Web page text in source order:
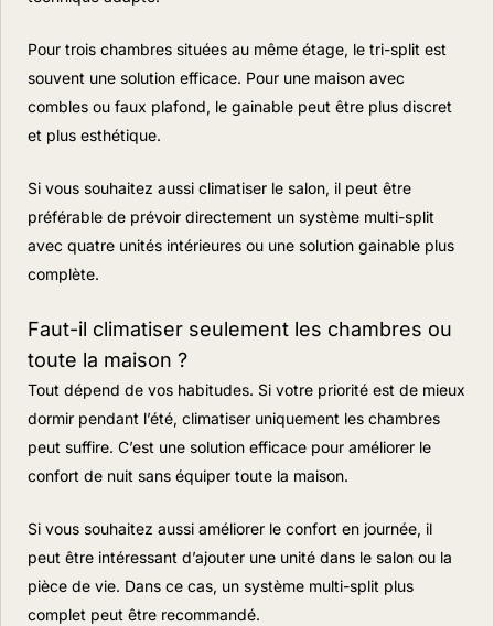
Pour trois chambres situées au même étage, le tri-split est
souvent une solution efficace. Pour une maison avec
combles ou faux plafond, le gainable peut être plus discret
et plus esthétique.
Si vous souhaitez aussi climatiser le salon, il peut être
préférable de prévoir directement un système multi-split
avec quatre unités intérieures ou une solution gainable plus
complète.
Faut-il climatiser seulement les chambres ou
toute la maison ?
Tout dépend de vos habitudes. Si votre priorité est de mieux
dormir pendant l’été, climatiser uniquement les chambres
peut suffire. C’est une solution efficace pour améliorer le
confort de nuit sans équiper toute la maison.
Si vous souhaitez aussi améliorer le confort en journée, il
peut être intéressant d’ajouter une unité dans le salon ou la
pièce de vie. Dans ce cas, un système multi-split plus
complet peut être recommandé.